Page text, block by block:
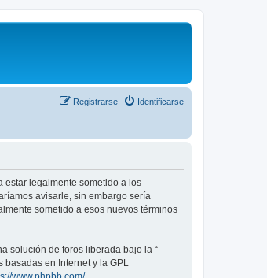
Identificarse
Registrarse
estar legalmente sometido a los
avisarle, sin embargo sería
sometido a esos nuevos términos
solución de foros liberada bajo la “
basadas en Internet y la GPL